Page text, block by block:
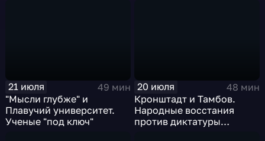
21 июля
49 мин
"Мысли глубже" и
Плавучий университет.
Ученые "под ключ"
20 июля
48 мин
Кронштадт и Тамбов.
Народные восстания
против диктатуры